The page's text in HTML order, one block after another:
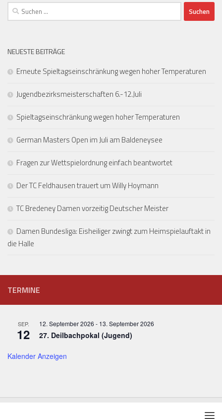
Suchen
nach:
NEUESTE BEITRÄGE
Erneute Spieltagseinschränkung wegen hoher Temperaturen
Jugendbezirksmeisterschaften 6.-12.Juli
Spieltagseinschränkung wegen hoher Temperaturen
German Masters Open im Juli am Baldeneysee
Fragen zur Wettspielordnung einfach beantwortet
Der TC Feldhausen trauert um Willy Hoymann
TC Bredeney Damen vorzeitig Deutscher Meister
Damen Bundesliga: Eisheiliger zwingt zum Heimspielauftakt in
die Halle
TERMINE
SEP.
12
12. September 2026 - 13. September 2026
27. Deilbachpokal (Jugend)
Kalender Anzeigen